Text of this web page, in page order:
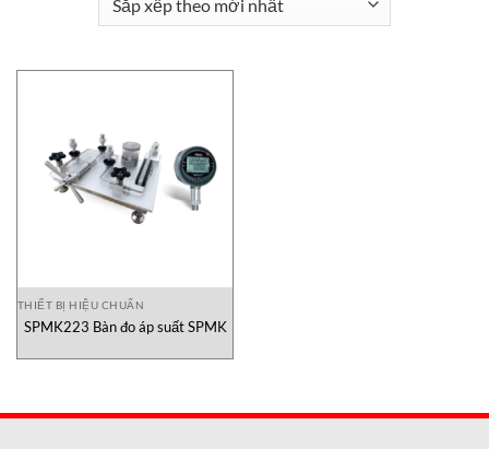
THIẾT BỊ HIỆU CHUẨN
SPMK223 Bàn đo áp suất SPMK